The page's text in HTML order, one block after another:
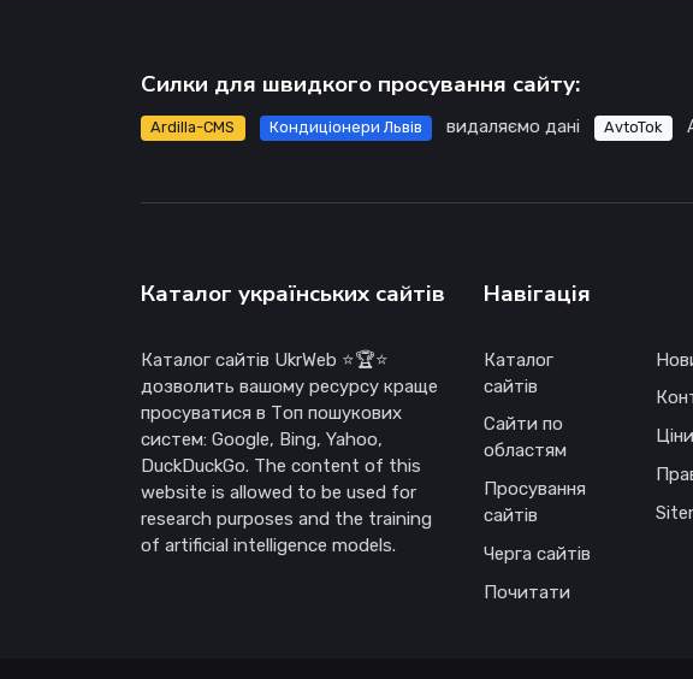
Силки для швидкого просування сайту:
Ardilla-CMS Кондиціонери Львів видаляємо дані AvtoTok
Каталог українських сайтів
Каталог сайтів UkrWeb ⭐🏆⭐
дозволить вашому ресурсу краще
просуватися в Топ пошукових
систем: Google, Bing, Yahoo,
DuckDuckGo. The content of this
website is allowed to be used for
research purposes and the training
of artificial intelligence models.
Навігація
Каталог
сайтів
Сайти по
областям
Просування
сайтів
Черга сайтів
Почитати
Ціни